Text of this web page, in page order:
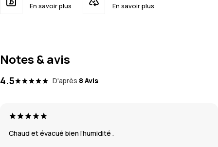
En savoir plus
En savoir plus
Notes & avis
4.5 D'après 8 Avis
Chaud et évacué bien l’humidité .